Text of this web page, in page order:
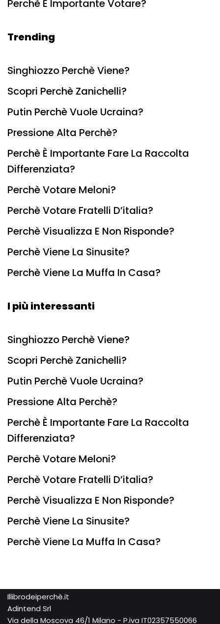
Perchè È Importante Votare?
Trending
Singhiozzo Perchè Viene?
Scopri Perchè Zanichelli?
Putin Perchè Vuole Ucraina?
Pressione Alta Perchè?
Perchè È Importante Fare La Raccolta
Differenziata?
Perchè Votare Meloni?
Perchè Votare Fratelli D’italia?
Perchè Visualizza E Non Risponde?
Perchè Viene La Sinusite?
Perchè Viene La Muffa In Casa?
I più interessanti
Singhiozzo Perchè Viene?
Scopri Perchè Zanichelli?
Putin Perchè Vuole Ucraina?
Pressione Alta Perchè?
Perchè È Importante Fare La Raccolta
Differenziata?
Perchè Votare Meloni?
Perchè Votare Fratelli D’italia?
Perchè Visualizza E Non Risponde?
Perchè Viene La Sinusite?
Perchè Viene La Muffa In Casa?
Illibrodeiperchè.it
Adintend Srl
Via della Moscova 46/1 Milano - P.iva IT02357550066